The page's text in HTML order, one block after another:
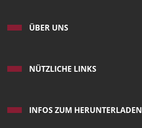
ÜBER UNS
NÜTZLICHE LINKS
INFOS ZUM HERUNTERLADEN